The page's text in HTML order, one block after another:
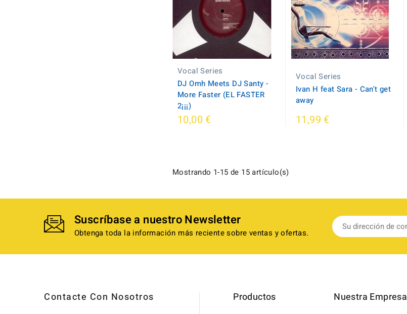
Vocal Series
DJ Omh Meets DJ Santy -
More Faster (EL FASTER
2¡¡¡)
10,00 €
Vocal Series
Ivan H feat Sara - Can't get
away
11,99 €
Mostrando 1-15 de 15 artículo(s)
Suscríbase a nuestro Newsletter
Obtenga toda la información más reciente sobre ventas y ofertas.
Contacte Con Nosotros Productos Nuestra Empresa